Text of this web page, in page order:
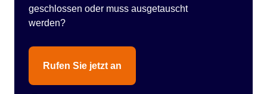
geschlossen oder muss ausgetauscht
werden?
Rufen Sie jetzt an